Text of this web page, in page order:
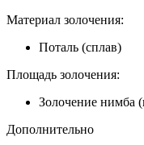
Материал золочения:
Поталь (сплав)
Площадь золочения:
Золочение нимба
Дополнительно